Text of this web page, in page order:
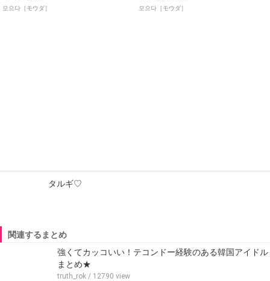
모으다［モウダ］ 모으다［モウダ］
タルギ♡
関連するまとめ
強くてカッコいい！テコンドー経験のある韓国アイドル
まとめ★
truth_rok / 12790 view